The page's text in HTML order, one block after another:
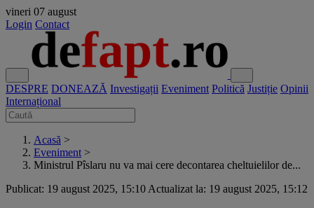
vineri 07 august
Login Contact
DESPRE DONEAZĂ Investigații Eveniment Politică Justiție Opinii
Internațional
Acasă >
Eveniment >
Ministrul Pîslaru nu va mai cere decontarea cheltuielilor de...
Publicat: 19 august 2025, 15:10 Actualizat la: 19 august 2025, 15:12